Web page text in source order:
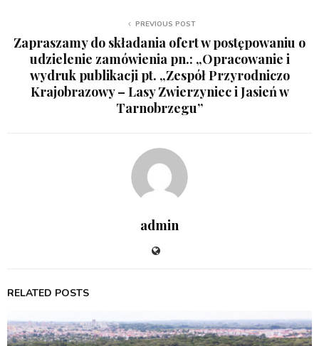
PREVIOUS POST
Zapraszamy do składania ofert w postępowaniu o
udzielenie zamówienia pn.: „Opracowanie i
wydruk publikacji pt. „Zespół Przyrodniczo
Krajobrazowy – Lasy Zwierzyniec i Jasień w
Tarnobrzegu”
admin
RELATED POSTS